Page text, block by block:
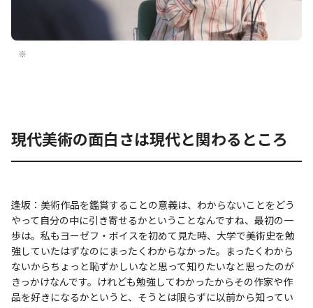
※
現代美術の面白さは現代と関わるところ
逢坂：美術作品を鑑賞することの意義は、わからないことをどう
やって自分の中に引き寄せるかということなんですね、最初の一
歩は。私もヨーゼフ・ボイスを初めて見た時、大学で美術史を勉
強していたはずなのにまったくわからなかった。まったくわから
ないからちょっと恥ずかしいなと思って知りたいなと思ったのが
きっかけなんです。けれども勉強してわかったからその作家や作
品を好きになるかというと、そうとは限らずに以前から知ってい